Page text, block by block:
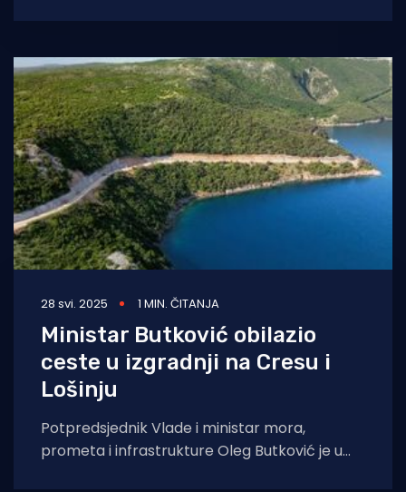
28 svi. 2025 1 MIN. ČITANJA
Ministar Butković obilazio
ceste u izgradnji na Cresu i
Lošinju
Potpredsjednik Vlade i ministar mora,
prometa i infrastrukture Oleg Butković je u